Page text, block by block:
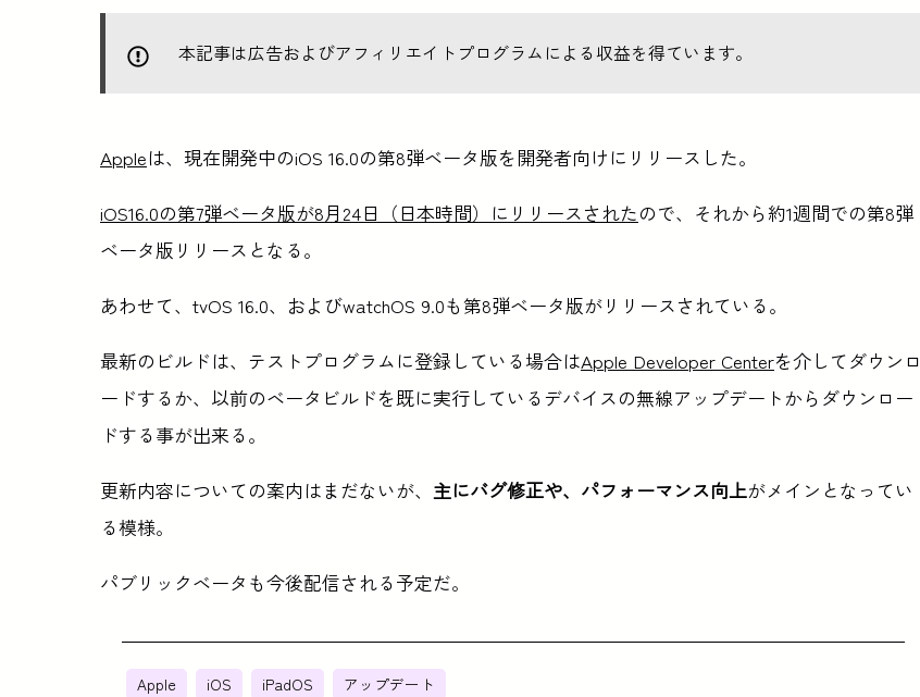
本記事は広告およびアフィリエイトプログラムによる収益を得ています。
Appleは、現在開発中のiOS 16.0の第8弾ベータ版を開発者向けにリリースした。
iOS16.0の第7弾ベータ版が8月24日（日本時間）にリリースされたので、それから約1週間での第8弾
ベータ版リリースとなる。
あわせて、tvOS 16.0、およびwatchOS 9.0も第8弾ベータ版がリリースされている。
最新のビルドは、テストプログラムに登録している場合はApple Developer Centerを介してダウンロ
ードするか、以前のベータビルドを既に実行しているデバイスの無線アップデートからダウンロー
ドする事が出来る。
更新内容についての案内はまだないが、 主にバグ修正や、パフォーマンス向上がメインとなってい
る模様。
パブリックベータも今後配信される予定だ。
Apple iOS iPadOS アップデート